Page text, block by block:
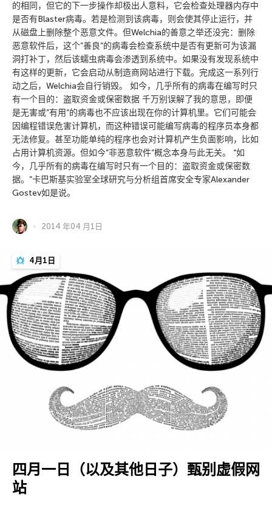
的相同，但它的下一步操作却极出人意料，它会检查处理器内存中
是否有Blaster病毒。若是检测到该病毒，则会使其停止运行，并
从磁盘上删除整个恶意文件。但Welchia的善意之举还没完：删除
恶意软件后，这个”善良”的病毒会检查系统中是否有更新可为该漏
洞打补丁，然后该蠕虫病毒会渗透到系统中。如果没有发现系统中
有这样的更新，它会启动从制造商网站进行下载。完成这一系列行
动之后，Welchia会自行销毁。 如今，几乎所有的病毒在编写时只
有一个目的：盗取资金或保密数据 千万别误解了我的意思，即便
是无害或”有用”的病毒也不应该出现在你的计算机里。它们可能会
因编程错误危害计算机，而这种错误可能编写病毒的程序员本身都
无法修复。甚至功能单纯的程序也会对计算机产生负面影响，比如
占用计算机资源。但如今”非恶意软件”概念本身与此无关。 “如
今，几乎所有的病毒在编写时只有一个目的：盗取资金或保密数
据。”卡巴斯基实验室全球研究与分析组首席安全专家Alexander
Gostev如是说。
2014 年04 月1日
4月1日
四月一日（以及其他日子）甄别虚假网
站